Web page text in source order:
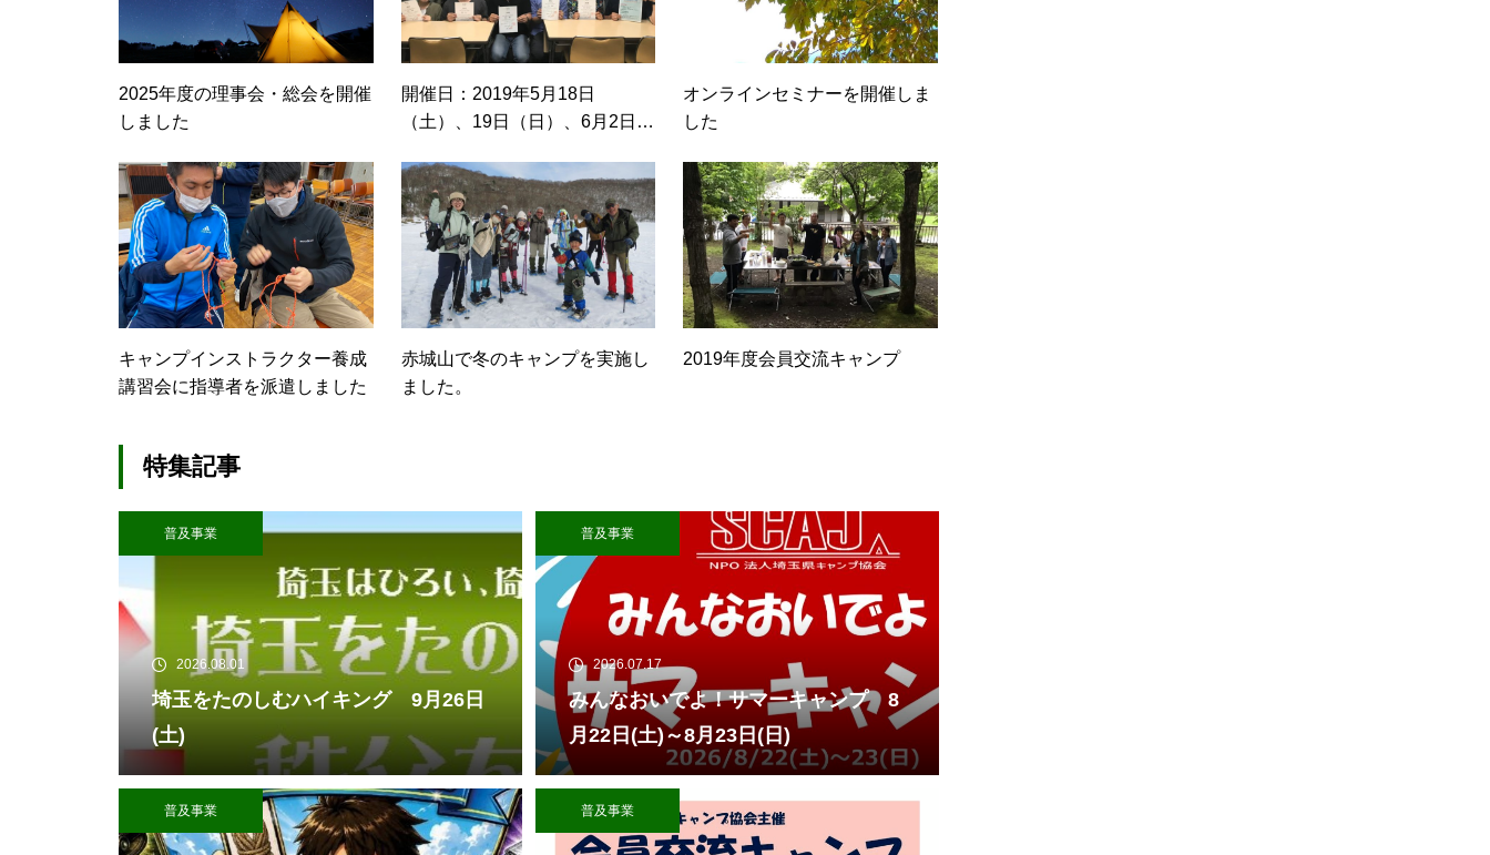
2025年度の理事会・総会を開催
しました
開催日：2019年5月18日
（土）、19日（日）、6月2日
オンラインセミナーを開催しま
した
キャンプインストラクター養成
講習会に指導者を派遣しました
赤城山で冬のキャンプを実施し
ました。
2019年度会員交流キャンプ
特集記事
普及事業
2026.08.01
埼玉をたのしむハイキング 9月26日
(土)
普及事業
2026.07.17
みんなおいでよ！サマーキャンプ 8
月22日(土)～8月23日(日)
普及事業 普及事業